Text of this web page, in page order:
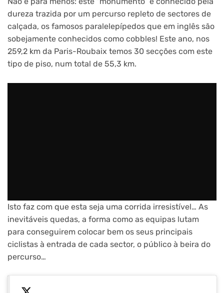
dureza trazida por um percurso repleto de sectores de
calçada, os famosos paralelepípedos que em inglês são
sobejamente conhecidos como cobbles! Este ano, nos
259,2 km da Paris-Roubaix temos 30 secções com este
tipo de piso, num total de 55,3 km.
Isto faz com que esta seja uma corrida irresistível… As
inevitáveis quedas, a forma como as equipas lutam
para conseguirem colocar bem os seus principais
ciclistas à entrada de cada sector, o público à beira do
percurso…